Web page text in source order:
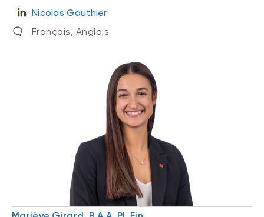
Nicolas Gauthier
Français, Anglais